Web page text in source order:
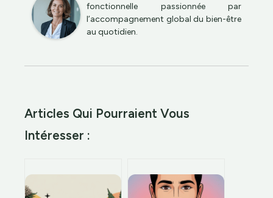
fonctionnelle passionnée par
l’accompagnement global du bien-être
au quotidien.
Articles Qui Pourraient Vous
Intéresser :